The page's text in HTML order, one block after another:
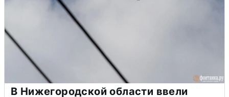
В Нижегородской области ввели